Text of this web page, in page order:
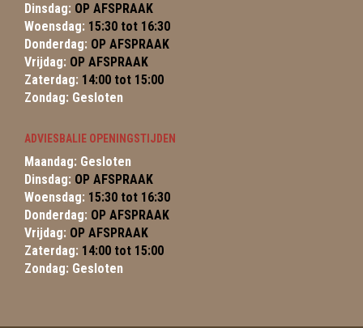
Dinsdag: OP AFSPRAAK
Woensdag: 15:30 tot 16:30
Donderdag: OP AFSPRAAK
Vrijdag: OP AFSPRAAK
Zaterdag: 14:00 tot 15:00
Zondag: Gesloten
ADVIESBALIE OPENINGSTIJDEN
Maandag: Gesloten
Dinsdag: OP AFSPRAAK
Woensdag: 15:30 tot 16:30
Donderdag: OP AFSPRAAK
Vrijdag: OP AFSPRAAK
Zaterdag: 14:00 tot 15:00
Zondag: Gesloten